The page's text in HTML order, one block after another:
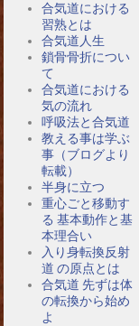
合気道における
習熟とは
合気道人生
鎖骨骨折につい
て
合気道における
気の流れ
呼吸法と合気道
教える事は学ぶ
事（ブログより
転載）
半身に立つ
重心ごと移動す
る 基本動作と基
本理合い
入り身転換反射
道 の原点とは
合気道 先ずは体
の転換から始め
よ